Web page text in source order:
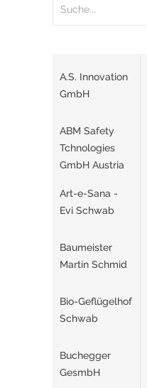
A.S. Innovation
GmbH
ABM Safety
Tchnologies
GmbH Austria
Art-e-Sana -
Evi Schwab
Baumeister
Martin Schmid
Bio-Geflügelhof
Schwab
Buchegger
GesmbH